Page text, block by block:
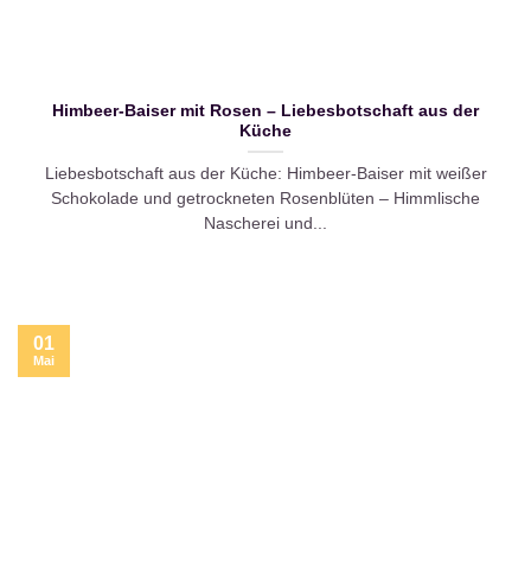
Himbeer-Baiser mit Rosen – Liebesbotschaft aus der
Küche
Liebesbotschaft aus der Küche: Himbeer-Baiser mit weißer
Schokolade und getrockneten Rosenblüten – Himmlische
Nascherei und...
01
Mai